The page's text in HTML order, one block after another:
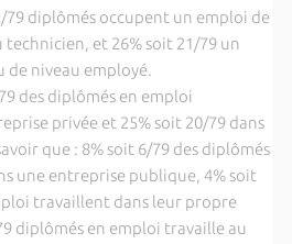
79 diplômés occupent un emploi de
et 26% soit 21/79 un
de niveau employé.
des diplômés en emploi
privée et 25% soit 20/79 dans
que : 8% soit 6/79 des diplômés
une entreprise publique, 4% soit
travaillent dans leur propre
diplômés en emploi travaille au